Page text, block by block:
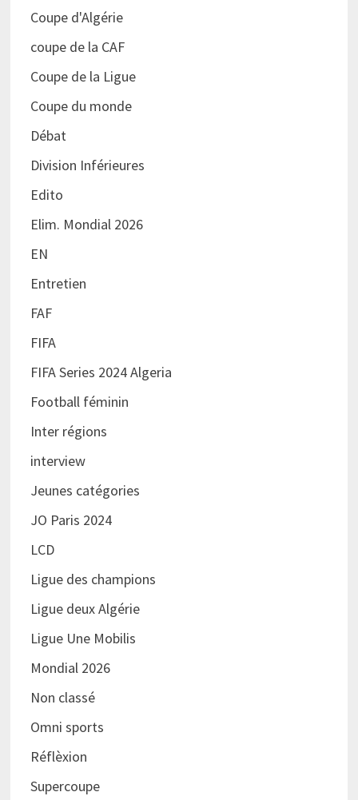
Coupe d'Algérie
coupe de la CAF
Coupe de la Ligue
Coupe du monde
Débat
Division Inférieures
Edito
Elim. Mondial 2026
EN
Entretien
FAF
FIFA
FIFA Series 2024 Algeria
Football féminin
Inter régions
interview
Jeunes catégories
JO Paris 2024
LCD
Ligue des champions
Ligue deux Algérie
Ligue Une Mobilis
Mondial 2026
Non classé
Omni sports
Réflèxion
Supercoupe